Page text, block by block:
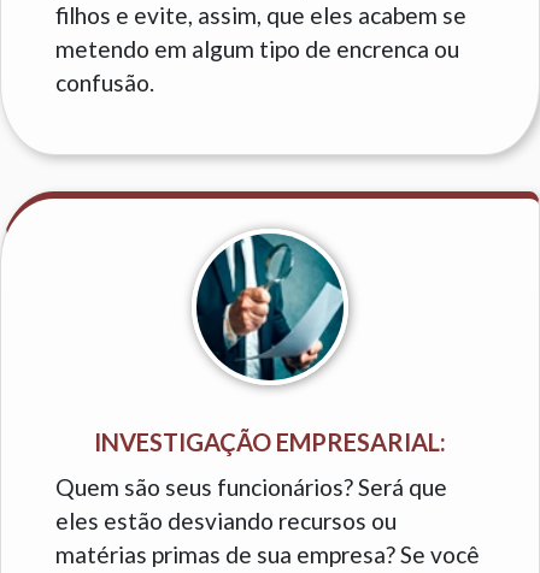
filhos e evite, assim, que eles acabem se
metendo em algum tipo de encrenca ou
confusão.
INVESTIGAÇÃO EMPRESARIAL:
Quem são seus funcionários? Será que
eles estão desviando recursos ou
matérias primas de sua empresa? Se você